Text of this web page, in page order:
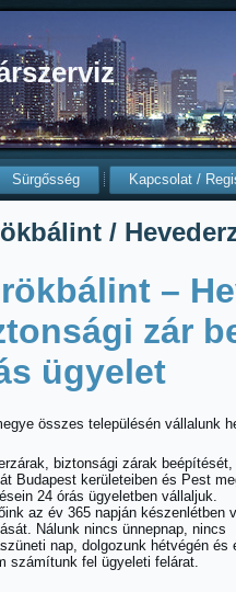
Sürgősség Kapcsolat /
/
–
zár
ügyelet
összes településén vállalunk
biztonsági zárak beépítését,
Budapest kerületeiben és Pest
24 órás ügyeletben vállaljuk.
az év 365 napján készenlétben
Nálunk nincs ünnepnap, nincs
nap, dolgozunk hétvégén és
számítunk fel ügyeleti felárat.